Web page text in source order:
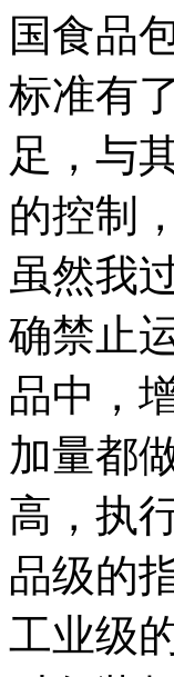
国食品
标准有
足，与
的控制
虽然我
确禁止
品中，
加量都
高，执
品级的
工业级